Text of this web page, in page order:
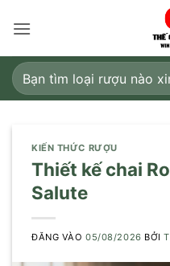
qua
dungTìm
kiếm:
KIẾN THỨC RƯỢU
Thiết kế chai
Salute
ĐĂNG VÀO05/08/2026 BỞI